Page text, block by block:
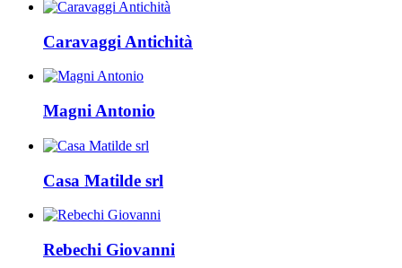
Caravaggi Antichità
Magni Antonio
Casa Matilde srl
Rebechi Giovanni